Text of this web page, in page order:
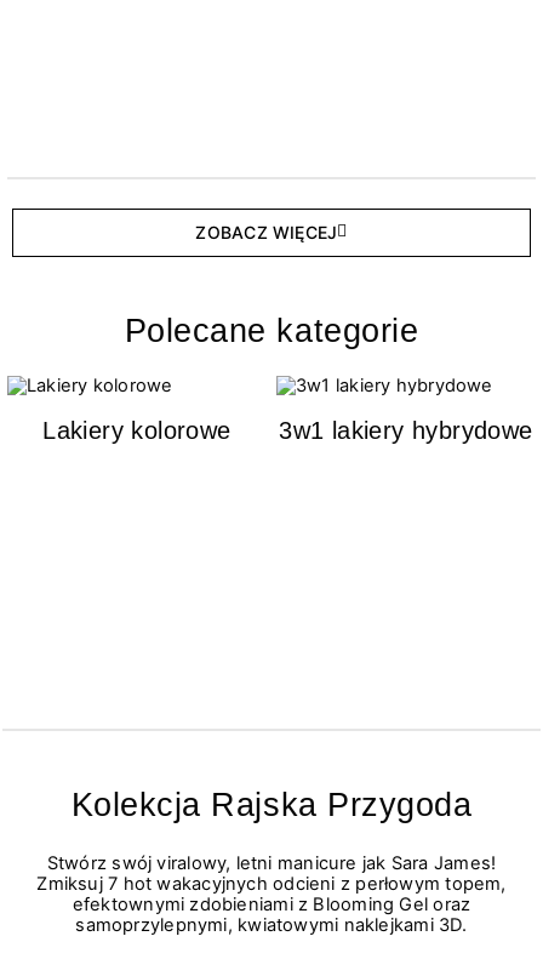
ZOBACZ WIĘCEJ
Polecane kategorie
Lakiery kolorowe 3w1 lakiery hybrydowe
Kolekcja Rajska Przygoda
Stwórz swój viralowy, letni manicure jak Sara James!
Zmiksuj 7 hot wakacyjnych odcieni z perłowym topem,
efektownymi zdobieniami z Blooming Gel oraz
samoprzylepnymi, kwiatowymi naklejkami 3D.